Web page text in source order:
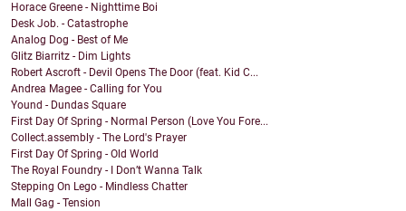
Horace Greene - Nighttime Boi
Desk Job. - Catastrophe
Analog Dog - Best of Me
Glitz Biarritz - Dim Lights
Robert Ascroft - Devil Opens The Door (feat. Kid C...
Andrea Magee - Calling for You
Yound - Dundas Square
First Day Of Spring - Normal Person (Love You Fore...
Collect.assembly - The Lord's Prayer
First Day Of Spring - Old World
The Royal Foundry - I Don’t Wanna Talk
Stepping On Lego - Mindless Chatter
Mall Gag - Tension